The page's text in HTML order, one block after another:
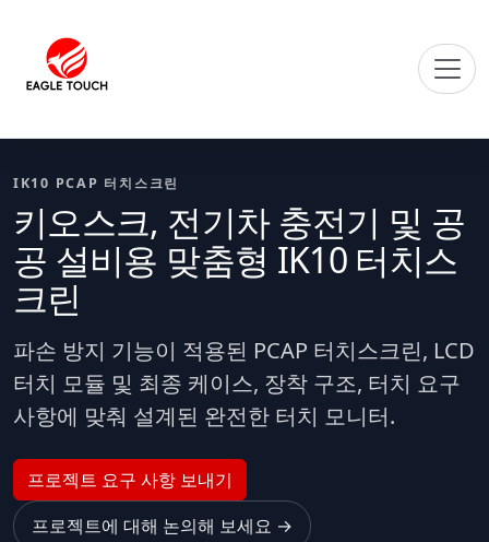
IK10 PCAP 터치스크린
키오스크, 전기차 충전기 및 공
공 설비용 맞춤형 IK10 터치스
크린
파손 방지 기능이 적용된 PCAP 터치스크린, LCD
터치 모듈 및 최종 케이스, 장착 구조, 터치 요구
사항에 맞춰 설계된 완전한 터치 모니터.
프로젝트 요구 사항 보내기
프로젝트에 대해 논의해 보세요 →